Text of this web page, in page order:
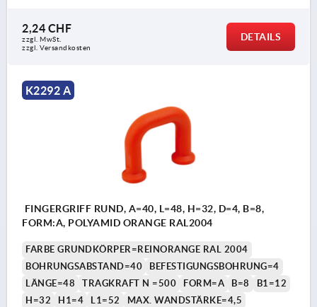
2,24 CHF
zzgl. MwSt.
zzgl. Versandkosten
DETAILS
K2292 A
FINGERGRIFF RUND, A=40, L=48, H=32, D=4, B=8,
FORM:A, POLYAMID ORANGE RAL2004
FARBE GRUNDKÖRPER=REINORANGE RAL 2004
BOHRUNGSABSTAND=40
BEFESTIGUNGSBOHRUNG=4
LÄNGE=48
TRAGKRAFT N =500 FORM=A B=8
B1=12
H=32
H1=4 L1=52 MAX. WANDSTÄRKE=4,5